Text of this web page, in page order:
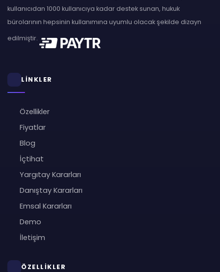
kullanıcıdan 1000 kullanıcıya kadar destek sunan, hukuk
bürolarının hepsinin kullanımına uyumlu olacak şekilde dizayn
edilmiştir.
LİNKLER
Özellikler
Fiyatlar
Blog
İçtihat
Yargıtay Kararları
Danıştay Kararları
Emsal Kararları
Demo
İletişim
ÖZELLİKLER